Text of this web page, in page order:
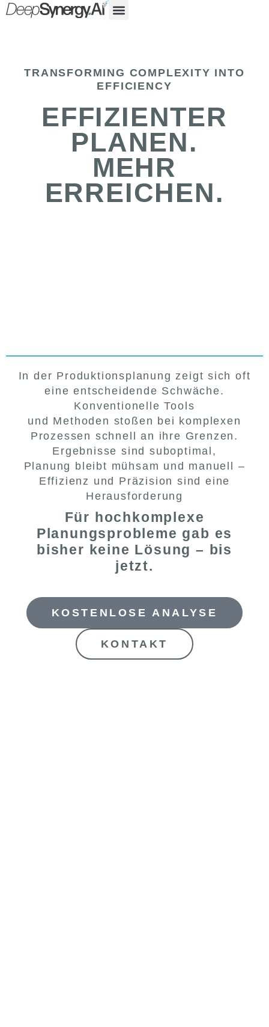
TRANSFORMING COMPLEXITY INTO
EFFICIENCY
EFFIZIENTER
PLANEN.
MEHR
ERREICHEN.
In der Produktionsplanung zeigt sich oft
eine entscheidende Schwäche.
Konventionelle Tools
und Methoden stoßen bei komplexen
Prozessen schnell an ihre Grenzen.
Ergebnisse sind suboptimal,
Planung bleibt mühsam und manuell –
Effizienz und Präzision sind eine
Herausforderung
Für hochkomplexe
Planungsprobleme gab es
bisher keine Lösung – bis
jetzt.
KOSTENLOSE ANALYSE
KONTAKT